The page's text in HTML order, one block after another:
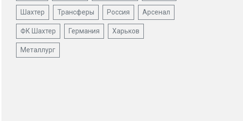
Шахтер Трансферы Россия Арсенал
ФК Шахтер Германия Харьков
Металлург